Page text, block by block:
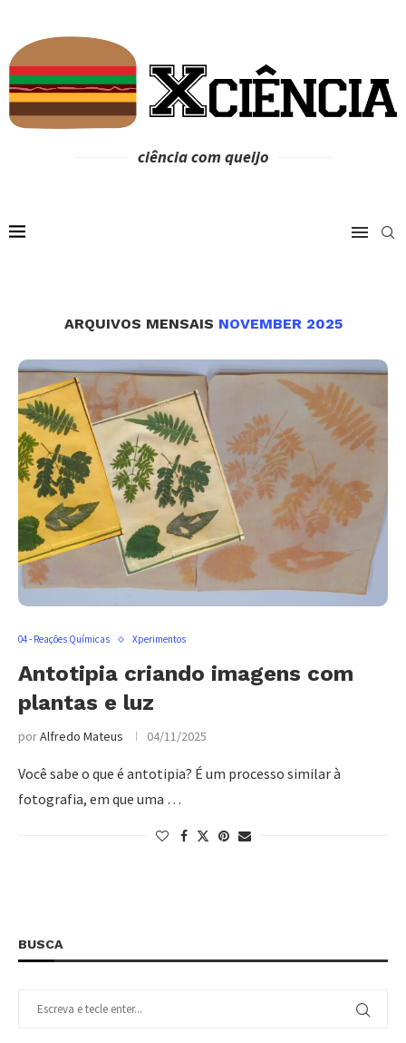
ciência com queijo
ARQUIVOS MENSAIS NOVEMBER 2025
04 - Reações Químicas Xperimentos
Antotipia criando imagens com
plantas e luz
porAlfredo Mateus 04/11/2025
Você sabe o que é antotipia? É um processo similar à
fotografia, em que uma …
BUSCA